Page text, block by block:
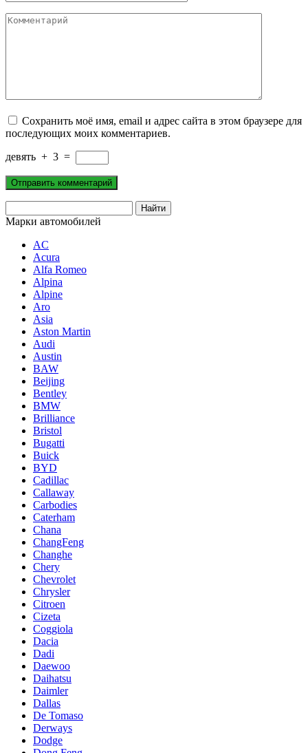
Комментарий
Сохранить моё имя, email и адрес сайта в этом браузере для
последующих моих комментариев.
девять + 3 =
Марки автомобилей
AC
Acura
Alfa Romeo
Alpina
Alpine
Aro
Asia
Aston Martin
Audi
Austin
BAW
Beijing
Bentley
BMW
Brilliance
Bristol
Bugatti
Buick
BYD
Cadillac
Callaway
Carbodies
Caterham
Chana
ChangFeng
Changhe
Chery
Chevrolet
Chrysler
Citroen
Cizeta
Coggiola
Dacia
Dadi
Daewoo
Daihatsu
Daimler
Dallas
De Tomaso
Derways
Dodge